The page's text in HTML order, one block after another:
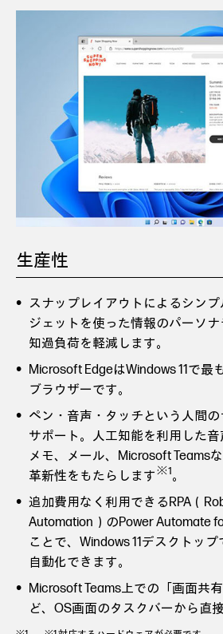
生産性
スナップレイアウトによるシン
ジェットを使った情報のパーソ
知過負荷を軽減します。
Microsoft EdgeはWindows 11で最
ブラウザーです。
ペン・音声・タッチという人間
サポート。人工知能を利用した音
メモ、メール、Microsoft Teams
革新性をもたらします※1。
追加費用なく利用できるRPA（
Automation）のPower Automate
ことで、Windows 11デスクトッ
自動化できます。
Microsoft Teams上での「画面共
ど、OS画面のタスクバーから直